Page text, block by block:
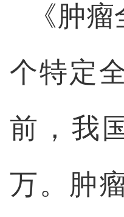
《肿
个特定
前，我
万。肿